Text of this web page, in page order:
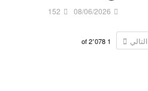
08/06/2026
152
التالي 1 2٬078